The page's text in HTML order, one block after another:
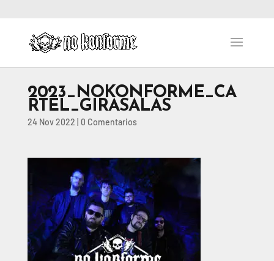
2023_NOKONFORME_CA
RTEL_GIRASALAS
24 Nov 2022 0 Comentarios